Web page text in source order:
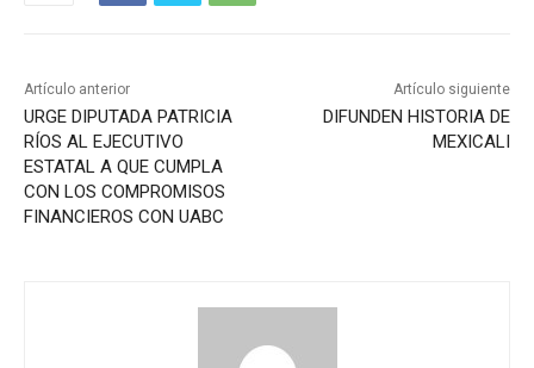
Artículo anterior
URGE DIPUTADA PATRICIA
RÍOS AL EJECUTIVO
ESTATAL A QUE CUMPLA
CON LOS COMPROMISOS
FINANCIEROS CON UABC
Artículo siguiente
DIFUNDEN HISTORIA DE
MEXICALI